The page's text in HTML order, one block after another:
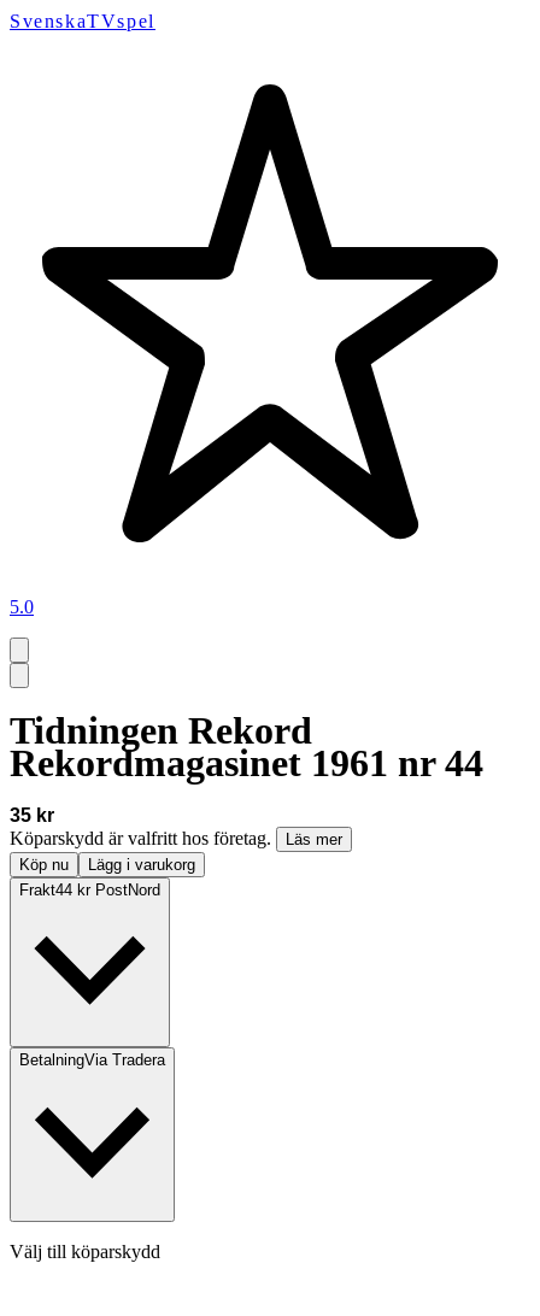
SvenskaTVspel
5.0
Tidningen Rekord
Rekordmagasinet 1961 nr 44
35 kr
Köparskydd är valfritt hos företag.
Läs mer
Köp nu
Lägg i varukorg
Frakt44 kr PostNord
BetalningVia Tradera
Välj till köparskydd